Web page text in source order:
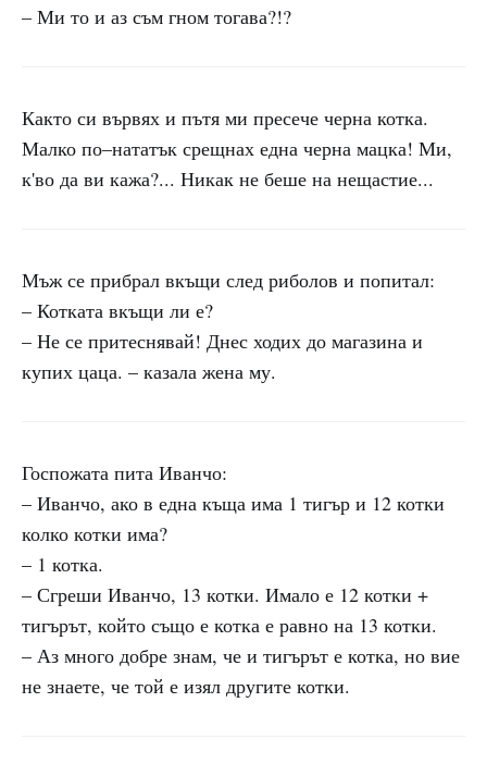
– Ми то и аз съм гном тогава?!?
Както си вървях и пътя ми пресече черна котка.
Малко по–нататък срещнах една черна мацка! Ми,
к'во да ви кажа?... Никак не беше на нещастие...
Мъж се прибрал вкъщи след риболов и попитал:
– Котката вкъщи ли е?
– Не се притеснявай! Днес ходих до магазина и
купих цаца. – казала жена му.
Госпожата пита Иванчо:
– Иванчо, ако в една къща има 1 тигър и 12 котки
колко котки има?
– 1 котка.
– Сгреши Иванчо, 13 котки. Имало е 12 котки +
тигърът, който също е котка е равно на 13 котки.
– Аз много добре знам, че и тигърът е котка, но вие
не знаете, че той е изял другите котки.